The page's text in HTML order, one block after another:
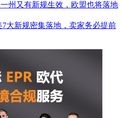
州又有新规生效，欧盟也将落地
7大新规密集落地，卖家务必提前